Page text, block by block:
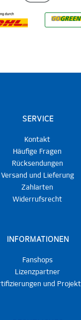
SERVICE
Kontakt
Häufige Fragen
Rücksendungen
Versand und Lieferung
Zahlarten
Widerrufsrecht
INFORMATIONEN
Fanshops
Lizenzpartner
und